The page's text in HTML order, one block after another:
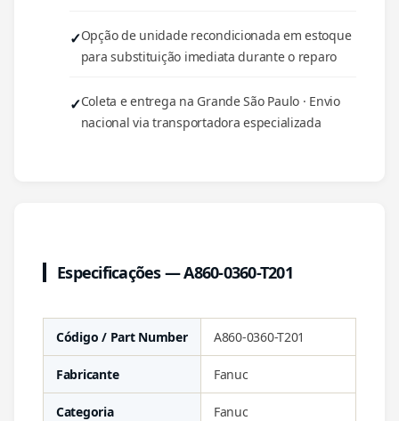
Opção de unidade recondicionada em estoque
para substituição imediata durante o reparo
Coleta e entrega na Grande São Paulo · Envio
nacional via transportadora especializada
Especificações — A860-0360-T201
Código / Part Number A860-0360-T201
Fabricante Fanuc
Categoria Fanuc